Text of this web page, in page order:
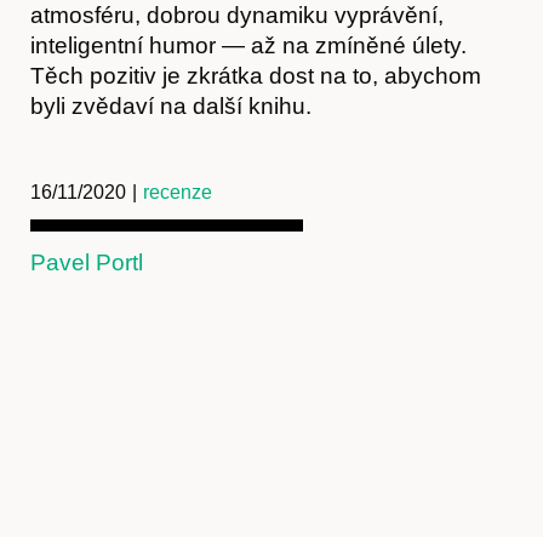
atmosféru, dobrou dynamiku vyprávění,
inteligentní humor — až na zmíněné úlety.
Těch pozitiv je zkrátka dost na to, abychom
byli zvědaví na další knihu.
16/11/2020 recenze
Pavel Portl